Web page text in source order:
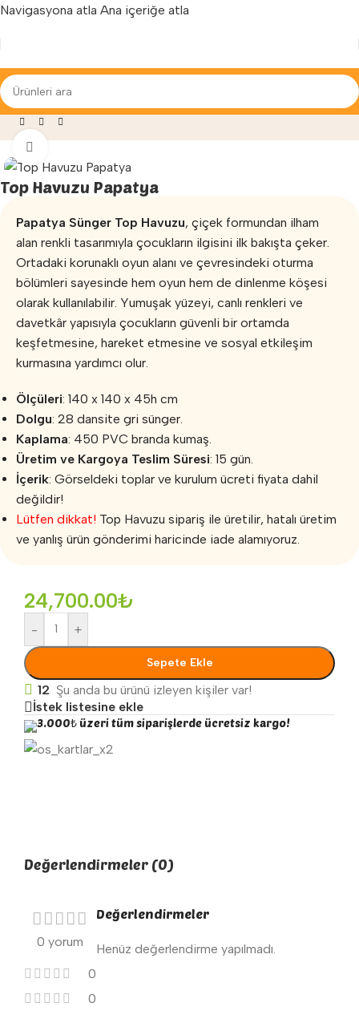
Navigasyona atla Ana içeriğe atla
» Oyun Parkları
Top Havuzu Papatya
Papatya Sünger Top Havuzu, çiçek formundan ilham
alan renkli tasarımıyla çocukların ilgisini ilk bakışta çeker.
Ortadaki korunaklı oyun alanı ve çevresindeki oturma
bölümleri sayesinde hem oyun hem de dinlenme köşesi
olarak kullanılabilir. Yumuşak yüzeyi, canlı renkleri ve
davetkâr yapısıyla çocukların güvenli bir ortamda
keşfetmesine, hareket etmesine ve sosyal etkileşim
kurmasına yardımcı olur.
Ölçüleri: 140 x 140 x 45h cm
Dolgu: 28 dansite gri sünger.
Kaplama: 450 PVC branda kumaş.
Üretim ve Kargoya Teslim Süresi: 15 gün.
İçerik: Görseldeki toplar ve kurulum ücreti fiyata dahil
değildir!
Lütfen dikkat! Top Havuzu sipariş ile üretilir, hatalı üretim
ve yanlış ürün gönderimi haricinde iade alamıyoruz.
24,700.00₺
- +
Sepete Ekle
12 Şu anda bu ürünü izleyen kişiler var!
İstek listesine ekle
3.000₺ üzeri tüm siparişlerde ücretsiz kargo!
Değerlendirmeler (0)
0 yorum
0
0
Değerlendirmeler
Henüz değerlendirme yapılmadı.